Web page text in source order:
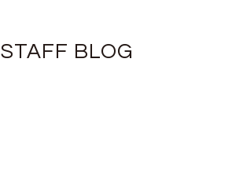
STAFF BLOG